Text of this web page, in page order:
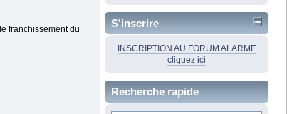
franchissement du
S'inscrire
INSCRIPTION AU FORUM ALARME
cliquez ici
Recherche rapide